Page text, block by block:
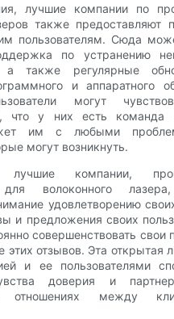
лучшие компании по
также предоставляют
пользователям. Сюда
по устранению
а также регулярные
и аппаратного
могут
что у них есть команда
им с любыми
могут возникнуть.
компании,
для волоконного
удовлетворению
и предложения своих
совершенствовать свои
этих отзывов. Эта открытая
и ее пользователями
доверия и
отношениях между